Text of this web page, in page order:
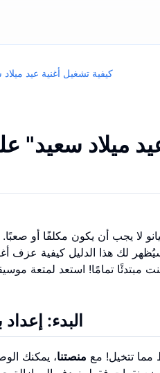
كيفية تشغيل أغنية عيد
ميلاد سعيد"
لا يجب أن يكون مكلفًا أو
لك هذا الدليل كيفية عزف
مبتدئًا تمامًا! استعد لمتعة
البدء:
تتخيل! مع منصتنا، يمكنك